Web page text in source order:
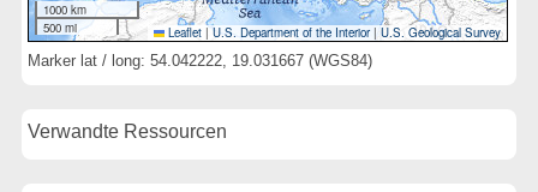
1000 km
500 mi
Leaflet | U.S. Department of the Interior|U.S. Geological Survey
Marker lat / long: 54.042222, 19.031667 (WGS84)
Verwandte Ressourcen